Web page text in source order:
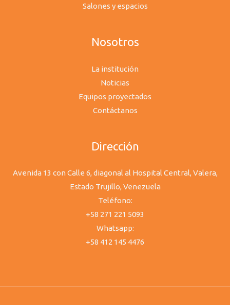
Salones y espacios
Nosotros
La institución
Noticias
Equipos proyectados
Contáctanos
Dirección
Avenida 13 con Calle 6, diagonal al Hospital Central, Valera,
Estado Trujillo, Venezuela
Teléfono:
+58 271 221 5093
Whatsapp:
+58 412 145 4476